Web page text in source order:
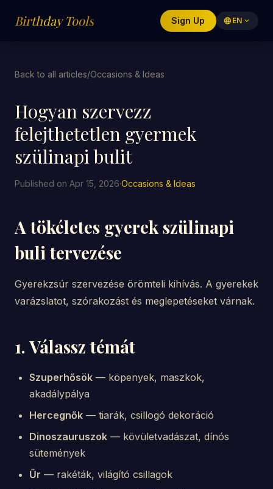
Birthday Tools Sign Up language EN expand_more
Back to all articles/Occasions & Ideas
Hogyan szervezz
felejthetetlen gyermek
szülinapi bulit
Published on Apr 15, 2026·Occasions & Ideas
A tökéletes gyerek szülinapi
buli tervezése
Gyerekzsúr szervezése örömteli kihívás. A gyerekek
varázslatot, szórakozást és meglepetéseket várnak.
1. Válassz témát
Szuperhősök — köpenyek, maszkok,
akadálypálya
Hercegnők — tiarák, csillogó dekoráció
Dinoszauruszok — kövületvadászat, dínós
sütemények
Űr — rakéták, világító csillagok